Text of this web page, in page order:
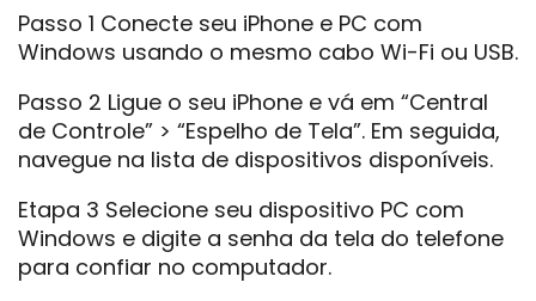
Passo 1 Conecte seu iPhone e PC com
Windows usando o mesmo cabo Wi-Fi ou USB.
Passo 2 Ligue o seu iPhone e vá em “Central
de Controle” > “Espelho de Tela”. Em seguida,
navegue na lista de dispositivos disponíveis.
Etapa 3 Selecione seu dispositivo PC com
Windows e digite a senha da tela do telefone
para confiar no computador.